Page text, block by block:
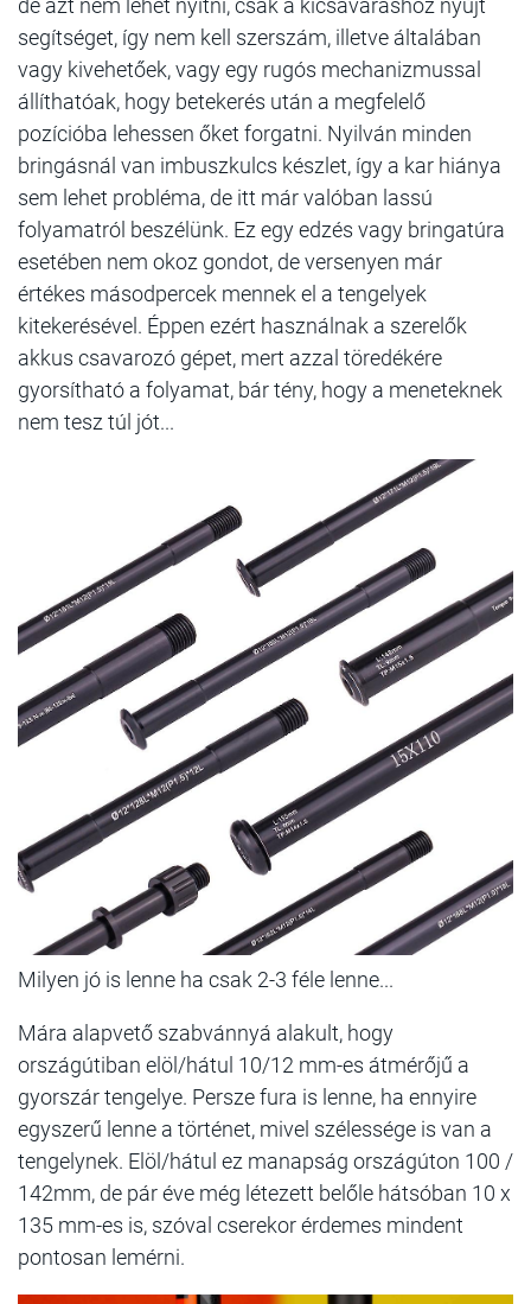
de azt nem lehet nyitni, csak a kicsavaráshoz nyújt
segítséget, így nem kell szerszám, illetve általában
vagy kivehetőek, vagy egy rugós mechanizmussal
állíthatóak, hogy betekerés után a megfelelő
pozícióba lehessen őket forgatni. Nyilván minden
bringásnál van imbuszkulcs készlet, így a kar hiánya
sem lehet probléma, de itt már valóban lassú
folyamatról beszélünk. Ez egy edzés vagy bringatúra
esetében nem okoz gondot, de versenyen már
értékes másodpercek mennek el a tengelyek
kitekerésével. Éppen ezért használnak a szerelők
akkus csavarozó gépet, mert azzal töredékére
gyorsítható a folyamat, bár tény, hogy a meneteknek
nem tesz túl jót...
Milyen jó is lenne ha csak 2-3 féle lenne...
Mára alapvető szabvánnyá alakult, hogy
országútiban elöl/hátul 10/12 mm-es átmérőjű a
gyorszár tengelye. Persze fura is lenne, ha ennyire
egyszerű lenne a történet, mivel szélessége is van a
tengelynek. Elöl/hátul ez manapság országúton 100 /
142mm, de pár éve még létezett belőle hátsóban 10 x
135 mm-es is, szóval cserekor érdemes mindent
pontosan lemérni.